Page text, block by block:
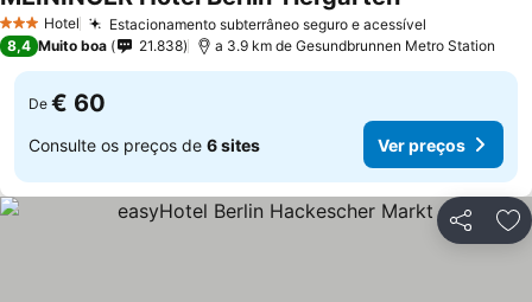
3 EstrelasHotel Estacionamento subterrâneo seguro e acessível
8,4 Muito boa 21.838 a 3.9 km de Gesundbrunnen Metro Station
De € 60
Consulte os preços de 6 sites Ver preços
Partilhar